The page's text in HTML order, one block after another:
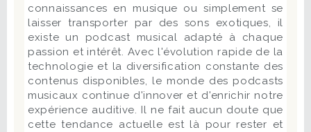
connaissances en musique ou simplement se
laisser transporter par des sons exotiques, il
existe un podcast musical adapté à chaque
passion et intérêt. Avec l'évolution rapide de la
technologie et la diversification constante des
contenus disponibles, le monde des podcasts
musicaux continue d'innover et d'enrichir notre
expérience auditive. Il ne fait aucun doute que
cette tendance actuelle est là pour rester et